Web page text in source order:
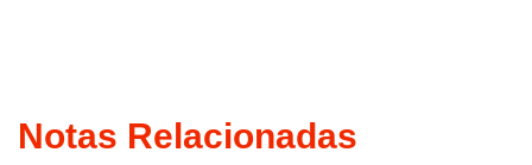
Notas Relacionadas